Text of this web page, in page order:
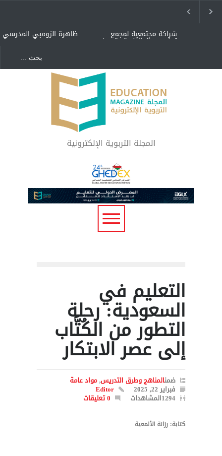
ظاهرة الزومبي المدرسي شراكة مجتمعية لمجمع
تعليمي بالطائف تستهدف
"كنت أنضرب ومافيني إلا
العافية" هل هذا مبرر
لاستمرار أسلوب التربية
المتوارث؟
لماذا تعد برامج توعية الأطفال
بخصوصية الجسد وقاية لا
فضول؟
المجلة التربوية الإلكترونية
التعليم في
السعودية: رحلة
التطور من الكُتَّاب
إلى عصر الابتكار
ضمنالمناهج وطرق التدريس,مواد عامة
فبراير 22, 2025 Editor
1294المشاهدات 0 تعليقات
كتابة: رزانة الألمعية